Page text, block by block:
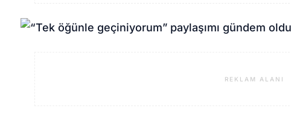
REKLAM ALANI